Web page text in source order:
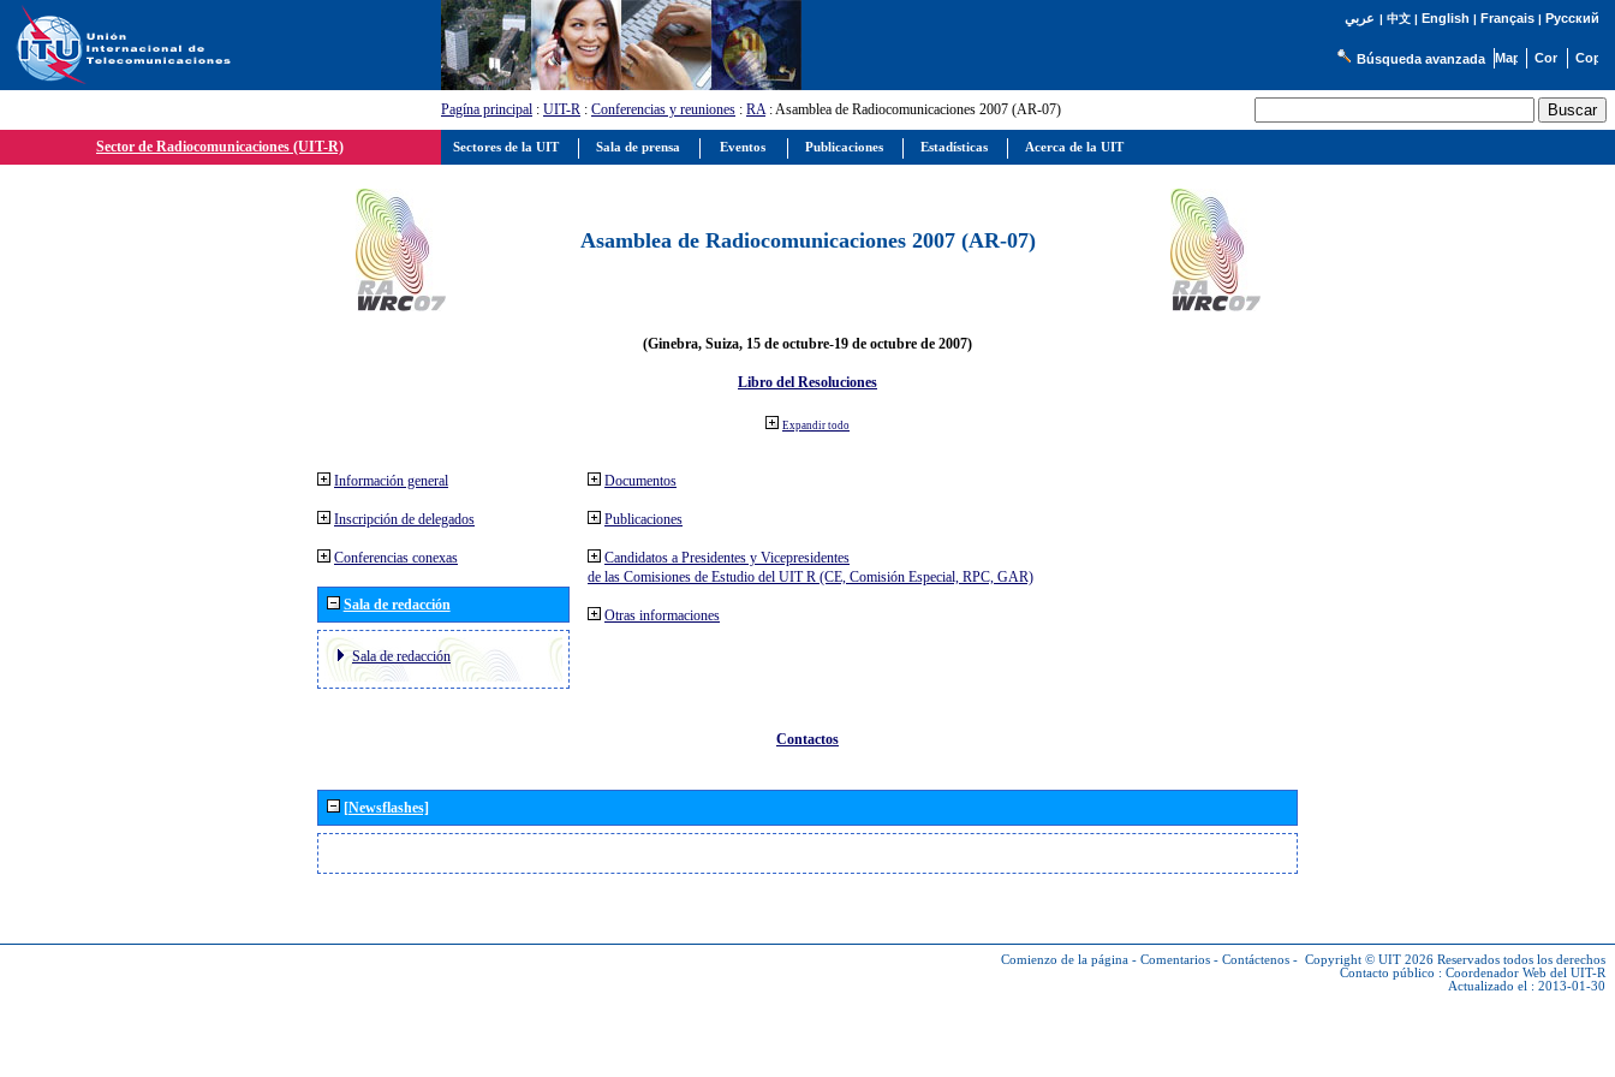
عربي | 中文| English | Français| Русский
Búsqueda avanzada
Pagína principal : UIT-R : Conferencias y reuniones : RA: Asamblea de Radiocomunicaciones 2007 (AR-07)
Sector de Radiocomunicaciones (UIT-R)
Asamblea de Radiocomunicaciones 2007 (AR-07)
(Ginebra, Suiza, 15 de octubre-19 de octubre de 2007)
Libro del Resoluciones
Expandir todo
Información general
Inscripción de delegados
Conferencias conexas
Sala de redacción
Sala de redacción
Documentos
Publicaciones
Candidatos a Presidentes y Vicepresidentes
de las Comisiones de Estudio del UIT R (CE, Comisión Especial, RPC, GAR)
Otras informaciones
Contactos
[Newsflashes]
Comienzo de la página - Comentarios - Contáctenos - Copyright © UIT 2026 Reservados todos los derechos
Contacto público : Coordenador Web del UIT-R
Actualizado el : 2013-01-30
Sectores de la UIT Sala de prensa Eventos Publicaciones Estadísticas Acerca de la UIT